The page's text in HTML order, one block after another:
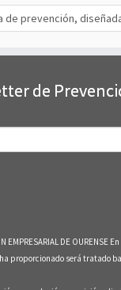
de prevención,
de
EMPRESARIAL DE
proporcionado será tratado